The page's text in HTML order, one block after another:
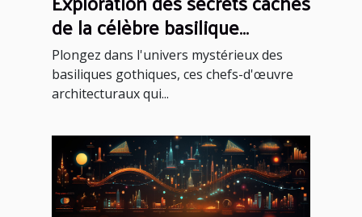
de la célèbre basilique
gothique
Plongez dans l'univers mystérieux des
basiliques gothiques, ces chefs-d'œuvre
architecturaux qui...